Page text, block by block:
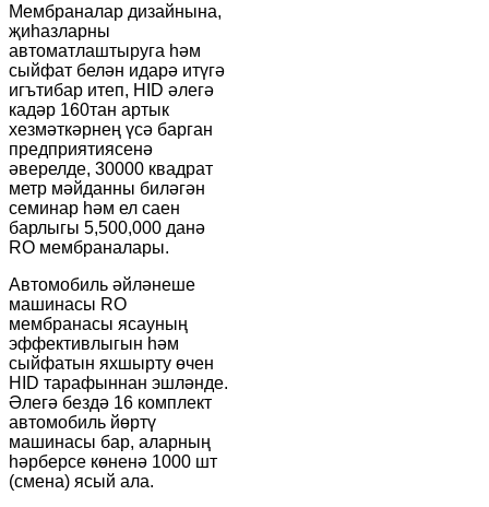
Мембраналар дизайнына,
җиһазларны
автоматлаштыруга һәм
сыйфат белән идарә итүгә
игътибар итеп, HID әлегә
кадәр 160тан артык
хезмәткәрнең үсә барган
предприятиясенә
әверелде, 30000 квадрат
метр мәйданны биләгән
семинар һәм ел саен
барлыгы 5,500,000 данә
RO мембраналары.
Автомобиль әйләнеше
машинасы RO
мембранасы ясауның
эффективлыгын һәм
сыйфатын яхшырту өчен
HID тарафыннан эшләнде.
Әлегә бездә 16 комплект
автомобиль йөртү
машинасы бар, аларның
һәрберсе көненә 1000 шт
(смена) ясый ала.